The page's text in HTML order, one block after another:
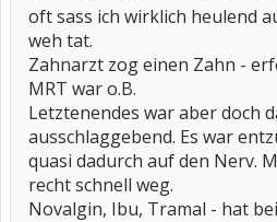
oft sass ich wirklich heulend
weh tat.
Zahnarzt zog einen Zahn -
MRT war o.B.
Letztenendes war aber doch
ausschlaggebend. Es war
quasi dadurch auf den Nerv.
recht schnell weg.
Novalgin, Ibu, Tramal - hat